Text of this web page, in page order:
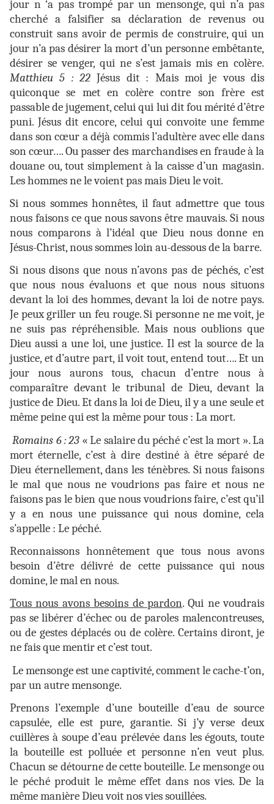
jour n ‘a pas trompé par un mensonge, qui n’a pas
cherché a falsifier sa déclaration de revenus ou
construit sans avoir de permis de construire, qui un
jour n’a pas désirer la mort d’un personne embêtante,
désirer se venger, qui ne s’est jamais mis en colère.
Matthieu 5 : 22 Jésus dit : Mais moi je vous dis
quiconque se met en colère contre son frère est
passable de jugement, celui qui lui dit fou mérité d’être
puni. Jésus dit encore, celui qui convoite une femme
dans son cœur a déjà commis l’adultère avec elle dans
son cœur…. Ou passer des marchandises en fraude à la
douane ou, tout simplement à la caisse d’un magasin.
Les hommes ne le voient pas mais Dieu le voit.
Si nous sommes honnêtes, il faut admettre que tous
nous faisons ce que nous savons être mauvais. Si nous
nous comparons à l’idéal que Dieu nous donne en
Jésus-Christ, nous sommes loin au-dessous de la barre.
Si nous disons que nous n’avons pas de péchés, c’est
que nous nous évaluons et que nous nous situons
devant la loi des hommes, devant la loi de notre pays.
Je peux griller un feu rouge. Si personne ne me voit, je
ne suis pas répréhensible. Mais nous oublions que
Dieu aussi a une loi, une justice. Il est la source de la
justice, et d’autre part, il voit tout, entend tout…. Et un
jour nous aurons tous, chacun d’entre nous à
comparaître devant le tribunal de Dieu, devant la
justice de Dieu. Et dans la loi de Dieu, il y a une seule et
même peine qui est la même pour tous : La mort.
Romains 6 : 23« Le salaire du péché c’est la mort ». La
mort éternelle, c’est à dire destiné à être séparé de
Dieu éternellement, dans les ténèbres. Si nous faisons
le mal que nous ne voudrions pas faire et nous ne
faisons pas le bien que nous voudrions faire, c’est qu’il
y a en nous une puissance qui nous domine, cela
s’appelle : Le péché.
Reconnaissons honnêtement que tous nous avons
besoin d’être délivré de cette puissance qui nous
domine, le mal en nous.
Tous nous avons besoins de pardon. Qui ne voudrais
pas se libérer d’échec ou de paroles malencontreuses,
ou de gestes déplacés ou de colère. Certains diront, je
ne fais que mentir et c’est tout.
Le mensonge est une captivité, comment le cache-t’on,
par un autre mensonge.
Prenons l’exemple d’une bouteille d’eau de source
capsulée, elle est pure, garantie. Si j’y verse deux
cuillères à soupe d’eau prélevée dans les égouts, toute
la bouteille est polluée et personne n’en veut plus.
Chacun se détourne de cette bouteille. Le mensonge ou
le péché produit le même effet dans nos vies. De la
même manière Dieu voit nos vies souillées.